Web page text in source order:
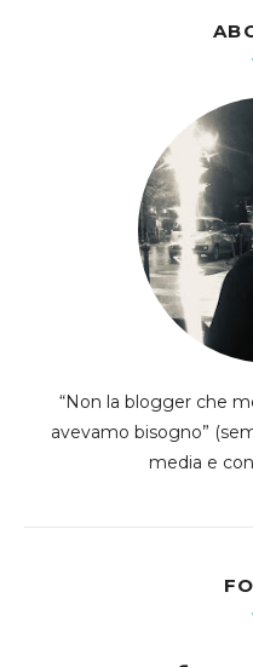
“Non la blogger che
avevamo bisogno”
media e